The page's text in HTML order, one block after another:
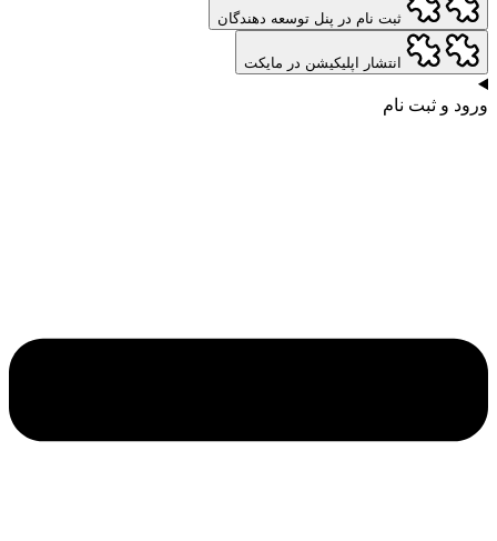
ثبت نام در پنل توسعه دهندگان
انتشار اپلیکیشن در مایکت
ورود و ثبت نام